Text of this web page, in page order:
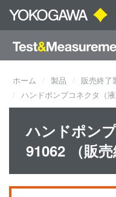
ホーム 製品
販売終了
ハンドポンプコネクタ（
ハンドポン
91062 （販売